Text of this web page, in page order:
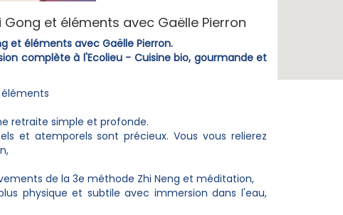
Gong et éléments avec Gaëlle Pierron
et éléments avec Gaëlle Pierron.
complète à l'Ecolieu - Cuisine bio, gourmande et
retraite simple et profonde.
et atemporels sont précieux. Vous vous relierez
de la 3e méthode Zhi Neng et méditation,
physique et subtile avec immersion dans l'eau,